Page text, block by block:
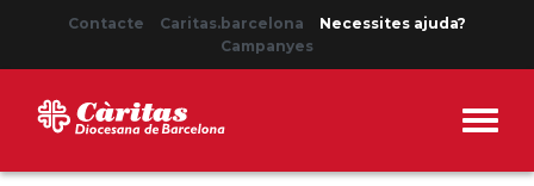
Contacte Caritas.barcelona
Necessites ajuda?
Campanyes